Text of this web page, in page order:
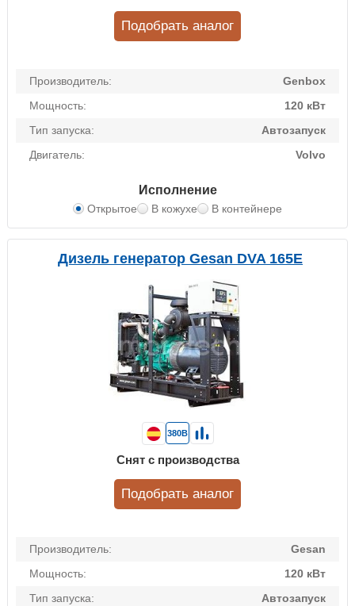
Производитель:
Genbox
Мощность:
120 кВт
Тип запуска:
Автозапуск
Двигатель:
Volvo
Исполнение
Открытое В кожухе В контейнере
Подобрать аналог
Дизель генератор Gesan DVA 165E
Производитель:
Gesan
Мощность:
120 кВт
Тип запуска:
Автозапуск
380В
Снят с производства
Подобрать аналог